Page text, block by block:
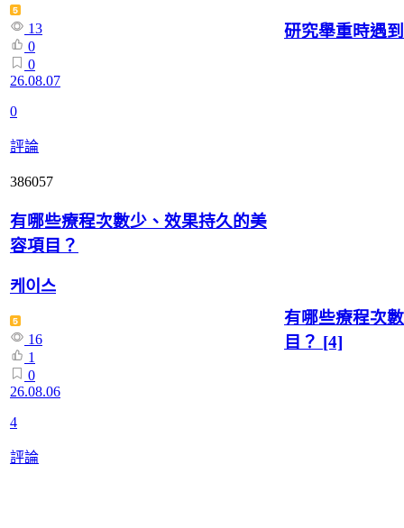
13
0
0
26.08.07
0
評論
研究舉重時遇
386057
有哪些療程次數少、效果持久的美
容項目？
케이스
16
1
0
26.08.06
4
評論
有哪些療程次
目？ [4]